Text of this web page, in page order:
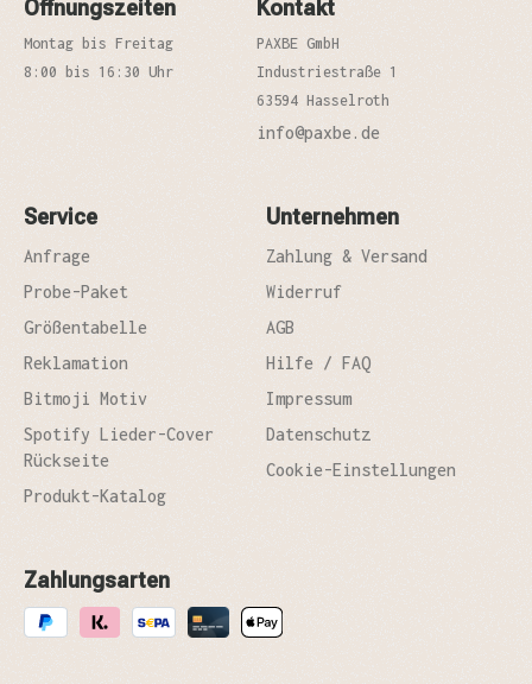
Öffnungszeiten
Montag bis Freitag
8:00 bis 16:30 Uhr
Kontakt
PAXBE GmbH
Industriestraße 1
63594 Hasselroth
info@paxbe.de
Service
Anfrage
Probe-Paket
Größentabelle
Reklamation
Bitmoji Motiv
Spotify Lieder-Cover
Rückseite
Produkt-Katalog
Unternehmen
Zahlung & Versand
Widerruf
AGB
Hilfe / FAQ
Impressum
Datenschutz
Cookie-Einstellungen
Zahlungsarten